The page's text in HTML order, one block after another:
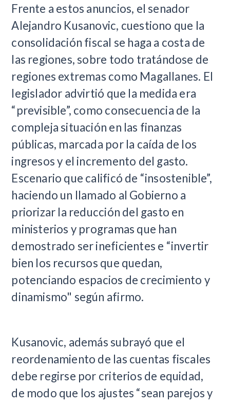
Frente a estos anuncios, el senador
Alejandro Kusanovic, cuestiono que la
consolidación fiscal se haga a costa de
las regiones, sobre todo tratándose de
regiones extremas como Magallanes. El
legislador advirtió que la medida era
“previsible”, como consecuencia de la
compleja situación en las finanzas
públicas, marcada por la caída de los
ingresos y el incremento del gasto.
Escenario que calificó de “insostenible”,
haciendo un llamado al Gobierno a
priorizar la reducción del gasto en
ministerios y programas que han
demostrado ser ineficientes e “invertir
bien los recursos que quedan,
potenciando espacios de crecimiento y
dinamismo" según afirmo.
Kusanovic, además subrayó que el
reordenamiento de las cuentas fiscales
debe regirse por criterios de equidad,
de modo que los ajustes “sean parejos y